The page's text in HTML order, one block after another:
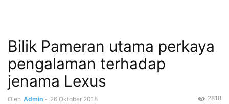
Bilik Pameran utama perkaya
pengalaman terhadap
jenama Lexus
Oleh Admin - 26 Oktober 2018 2818